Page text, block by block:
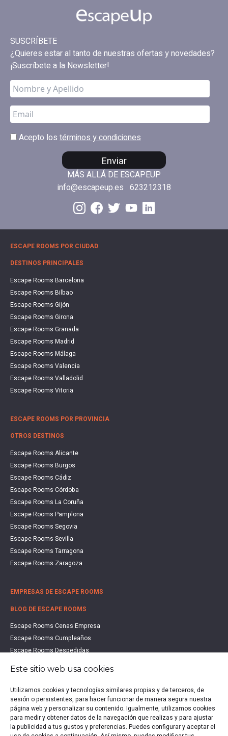
SUSCRÍBETE
¿Quieres estar al tanto de nuestras ofertas y novedades?
¡Suscríbete a la Newsletter!
Acepto los términos y condiciones
Enviar
MÁS ALLÁ DE ESCAPEUP
info@escapeup.es 623212318
ESCAPE ROOMS POR CIUDAD
DESTINOS PRINCIPALES
Escape Rooms Barcelona
Escape Rooms Bilbao
Escape Rooms Gijón
Escape Rooms Girona
Escape Rooms Granada
Escape Rooms Madrid
Escape Rooms Málaga
Escape Rooms Valencia
Escape Rooms Valladolid
Escape Rooms Vitoria
ESCAPE ROOMS POR PROVINCIA
OTROS DESTINOS
Escape Rooms Alicante
Escape Rooms Burgos
Escape Rooms Cádiz
Escape Rooms Córdoba
Escape Rooms La Coruña
Escape Rooms Pamplona
Escape Rooms Segovia
Escape Rooms Sevilla
Escape Rooms Tarragona
Escape Rooms Zaragoza
EMPRESAS DE ESCAPE ROOMS
BLOG DE ESCAPE ROOMS
Escape Rooms Cenas Empresa
Escape Rooms Cumpleaños
Escape Rooms Despedidas
Escape Rooms Familias
Escape Rooms Halloween
Escape Rooms San Valentín
Estudio de Mercado Escape Rooms 2021
Qué es un Escape Room
Este sitio web usa cookies
Utilizamos cookies y tecnologías similares propias y de terceros, de
sesión o persistentes, para hacer funcionar de manera segura nuestra
página web y personalizar su contenido. Igualmente, utilizamos cookies
para medir y obtener datos de la navegación que realizas y para ajustar
la publicidad a tus gustos y preferencias. Puedes configurar y aceptar el